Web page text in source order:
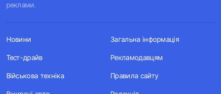
реклами.
Новини
Тест-драйв
Військова техніка
Загальна інформація
Рекламодавцям
Правила сайту